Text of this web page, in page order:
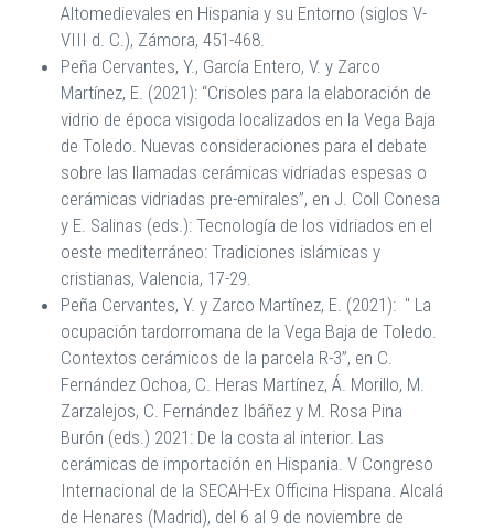
Altomedievales en Hispania y su Entorno (siglos V-
VIII d. C.), Zámora, 451-468.
Peña Cervantes, Y., García Entero, V. y Zarco
Martínez, E. (2021): “Crisoles para la elaboración de
vidrio de época visigoda localizados en la Vega Baja
de Toledo. Nuevas consideraciones para el debate
sobre las llamadas cerámicas vidriadas espesas o
cerámicas vidriadas pre-emirales”, en J. Coll Conesa
y E. Salinas (eds.): Tecnología de los vidriados en el
oeste mediterráneo: Tradiciones islámicas y
cristianas, Valencia, 17-29.
Peña Cervantes, Y. y Zarco Martínez, E. (2021): " La
ocupación tardorromana de la Vega Baja de Toledo.
Contextos cerámicos de la parcela R-3”, en C.
Fernández Ochoa, C. Heras Martínez, Á. Morillo, M.
Zarzalejos, C. Fernández Ibáñez y M. Rosa Pina
Burón (eds.) 2021: De la costa al interior. Las
cerámicas de importación en Hispania. V Congreso
Internacional de la SECAH-Ex Officina Hispana. Alcalá
de Henares (Madrid), del 6 al 9 de noviembre de